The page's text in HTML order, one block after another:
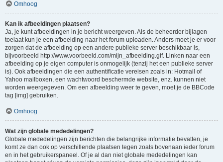
Omhoog
Kan ik afbeeldingen plaatsen?
Ja, je kunt afbeeldingen in je bericht weergeven. Als de beheerder bijlagen
toelaat kun je een afbeelding naar het forum uploaden. Anders moet je er voor
zorgen dat de afbeelding op een andere publieke server beschikbaar is,
bijvoorbeeld http://www.voorbeeld.com/mijn_afbeelding.gif. Linken naar een
afbeelding op je eigen computer is onmogelijk (tenzij het een publieke server
is). Ook afbeeldingen die een authentificatie vereisen zoals in: Hotmail of
Yahoo mailboxen, een wachtwoord beschermde website, enz. kunnen niet
worden weergegeven. Om een afbeelding weer te geven, moet je de BBCode
tag [img] gebruiken.
Omhoog
Wat zijn globale mededelingen?
Globale mededelingen zijn berichten die belangrijke informatie bevatten, je
komt ze dan ook op verschillende plaatsen tegen zoals bovenaan ieder forum
en in het gebruikerspaneel. Of je al dan niet globale mededelingen kan